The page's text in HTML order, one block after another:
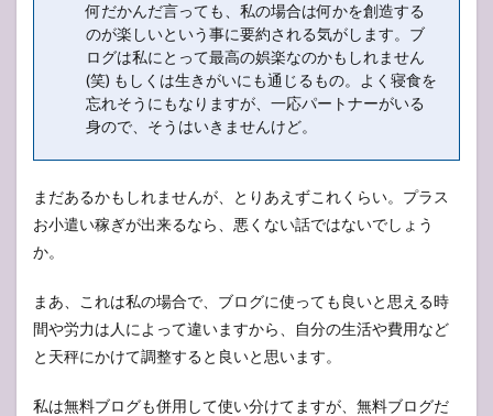
何だかんだ言っても、私の場合は何かを創造する
のが楽しいという事に要約される気がします。ブ
ログは私にとって最高の娯楽なのかもしれません
(笑) もしくは生きがいにも通じるもの。よく寝食を
忘れそうにもなりますが、一応パートナーがいる
身ので、そうはいきませんけど。
まだあるかもしれませんが、とりあえずこれくらい。プラス
お小遣い稼ぎが出来るなら、悪くない話ではないでしょう
か。
まあ、これは私の場合で、ブログに使っても良いと思える時
間や労力は人によって違いますから、自分の生活や費用など
と天秤にかけて調整すると良いと思います。
私は無料ブログも併用して使い分けてますが、無料ブログだ